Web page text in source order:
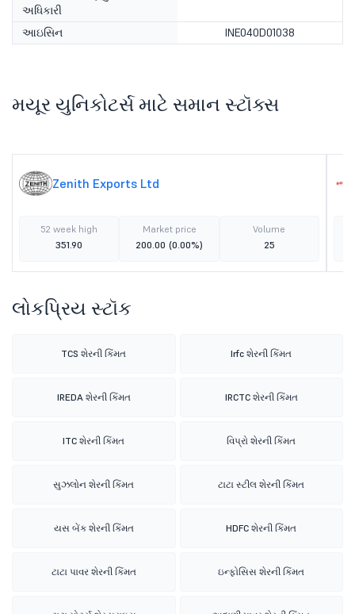
અધિકારી
આઇસિન
INE040D01038
મયૂર યુનિકોટર્સ માટે સમાન સ્ટૉક્સ
Zenith Exports Ltd
52 week high
351.90
Market price
200.00 (0.00%)
Volume
25
લોકપ્રિય સ્ટૉક
TCS શેરની કિંમત Irfc શેરની કિંમત
IREDA શેરની કિંમત IRCTC શેરની કિંમત
ITC શેરની કિંમત વિપ્રો શેરની કિંમત
સુઝલોન શેરની કિંમત ટાટા સ્ટીલ શેરની કિંમત
યસ બેંક શેરની કિંમત HDFC શેરની કિંમત
ટાટા પાવર શેરની કિંમત ઇન્ફોસિસ શેરની કિંમત